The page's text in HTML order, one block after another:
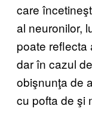
care
al neuronilor,
poate reflecta
dar în cazul
obişnunţa de
cu pofta de şi